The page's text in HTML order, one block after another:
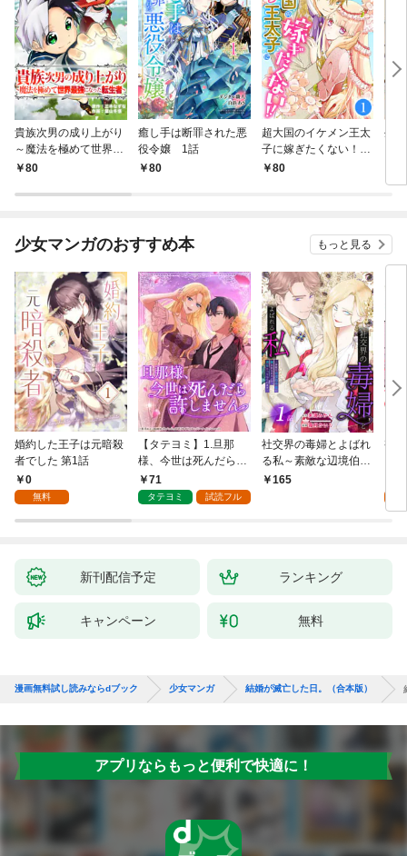
貴族次男の成り上がり
～魔法を極めて世界最
強になった転生者～
80
癒し手は断罪された悪
役令嬢 1話
80
超大国のイケメン王太
子に嫁ぎたくない！！
1話
80
生
パ
少女マンガのおすすめ本 もっと見る
婚約した王子は元暗殺
者でした 第1話
0
無料
【タテヨミ】1.旦那
様、今世は死んだら許
しません
71
タテヨミ 試読フル
社交界の毒婦とよばれ
る私～素敵な辺境伯令
息に腕を折られたの
165
視
新刊配信予定 ランキング
キャンペーン 無料
漫画無料試し読みならdブック 少女マンガ 結婚が滅亡した日。（合本版）
アプリならもっと便利で快適に！